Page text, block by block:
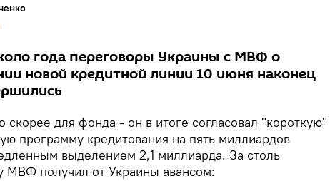
года переговоры Украины с МВФ о
новой кредитной линии 10 июня наконец
для фонда - он в итоге согласовал "короткую"
программу кредитования на пять миллиардов
выделением 2,1 миллиарда. За столь
МВФ получил от Украины авансом: